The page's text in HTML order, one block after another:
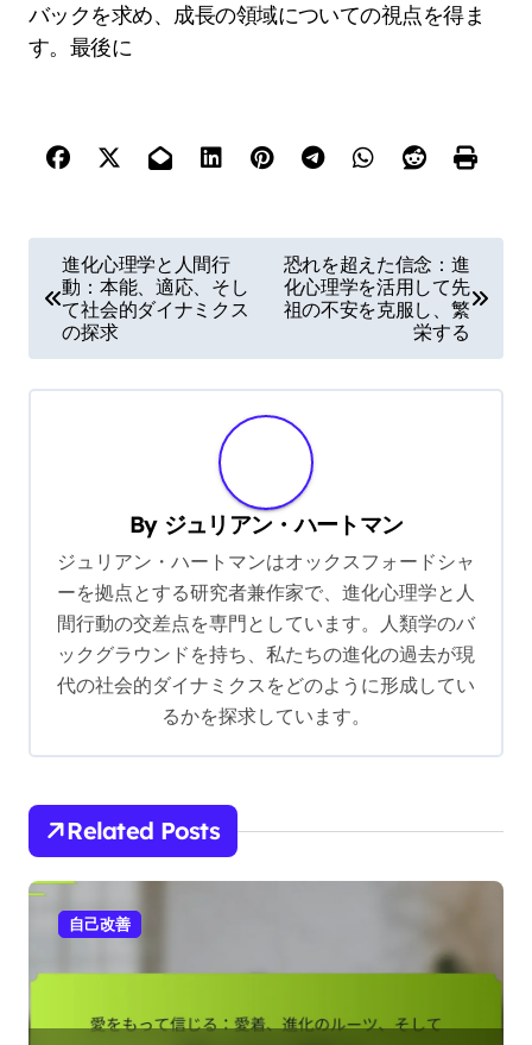
バックを求め、成長の領域についての視点を得ま
す。最後に
o
n
進化心理学と人間行
動：本能、適応、そし
て社会的ダイナミクス
の探求
恐れを超えた信念：進
化心理学を活用して先
祖の不安を克服し、繁
栄する
By ジュリアン・ハートマン
ジュリアン・ハートマンはオックスフォードシャ
ーを拠点とする研究者兼作家で、進化心理学と人
間行動の交差点を専門としています。人類学のバ
ックグラウンドを持ち、私たちの進化の過去が現
代の社会的ダイナミクスをどのように形成してい
るかを探求しています。
Related Posts
自己改善